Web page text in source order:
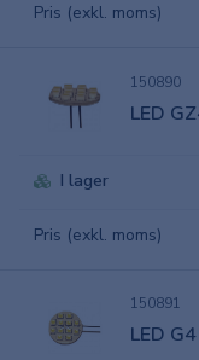
Pris (exkl. moms)
150890
LED
I lager
Pris (exkl. moms)
150891
LED